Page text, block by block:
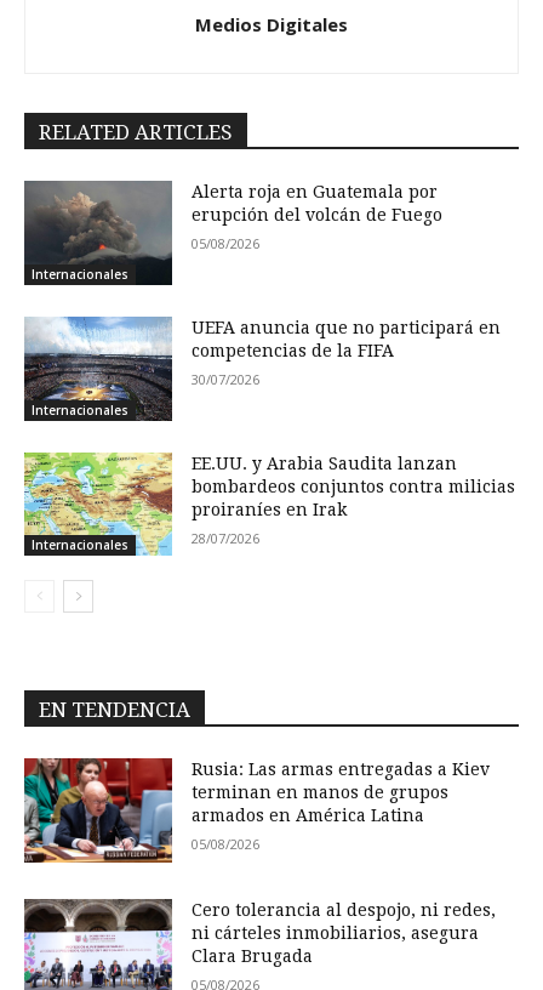
Medios Digitales
RELATED ARTICLES
Internacionales
Alerta roja en Guatemala por
erupción del volcán de Fuego
05/08/2026
Internacionales
UEFA anuncia que no participará en
competencias de la FIFA
30/07/2026
Internacionales
EE.UU. y Arabia Saudita lanzan
bombardeos conjuntos contra milicias
proiraníes en Irak
28/07/2026
EN TENDENCIA
Rusia: Las armas entregadas a Kiev
terminan en manos de grupos
armados en América Latina
05/08/2026
Cero tolerancia al despojo, ni redes,
ni cárteles inmobiliarios, asegura
Clara Brugada
05/08/2026